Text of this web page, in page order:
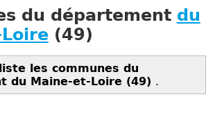
du département du
(49)
les communes du
du Maine-et-Loire (49) .